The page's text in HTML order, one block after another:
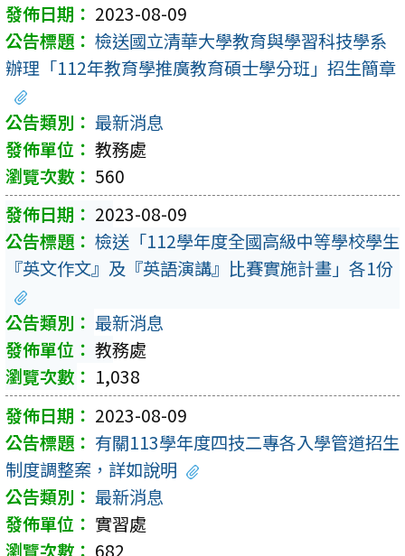
2023-08-09
檢送國立清華大學教育與學習科技學系
辦理「112年教育學推廣教育碩士學分班」招生簡章
最新消息
教務處
560
2023-08-09
檢送「112學年度全國高級中等學校學生
『英文作文』及『英語演講』比賽實施計畫」各1份
最新消息
教務處
1,038
2023-08-09
有關113學年度四技二專各入學管道招生
制度調整案，詳如說明
最新消息
實習處
682